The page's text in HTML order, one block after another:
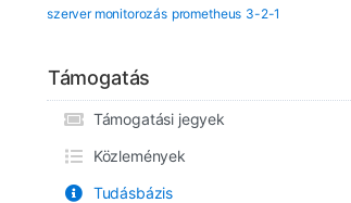
szerver monitorozás prometheus 3-2-1
Támogatás
Támogatási jegyek
Közlemények
Tudásbázis